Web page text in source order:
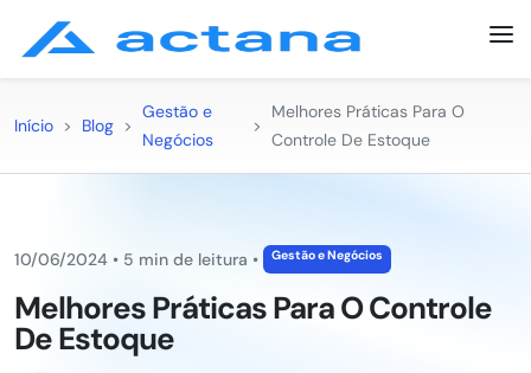
Início > Blog >
Gestão e
Negócios
>
Melhores Práticas Para O
Controle De Estoque
10/06/2024 • 5 min de leitura • Gestão e Negócios
Melhores Práticas Para O Controle
De Estoque